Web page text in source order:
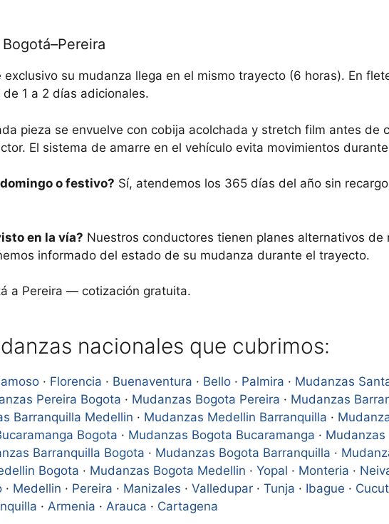
exclusivo su mudanza llega en el mismo trayecto (6 horas). En
1 a 2 días adicionales.
pieza se envuelve con cobija acolchada y stretch film antes de
El sistema de amarre en el vehículo evita movimientos
o festivo? Sí, atendemos los 365 días del año sin
en la vía? Nuestros conductores tienen planes alternativos de
informado del estado de su mudanza durante el trayecto.
a Pereira — cotización gratuita.
nacionales que cubrimos:
· Florencia · Buenaventura · Bello · Palmira · Mudanzas
Pereira Bogota · Mudanzas Bogota Pereira · Mudanzas
Barranquilla Medellin · Mudanzas Medellin Barranquilla ·
Bogota · Mudanzas Bogota Bucaramanga ·
Barranquilla Bogota · Mudanzas Bogota Barranquilla ·
Bogota · Mudanzas Bogota Medellin · Yopal · Monteria ·
· Medellin · Pereira · Manizales · Valledupar · Tunja · Ibague ·
· Armenia · Arauca · Cartagena